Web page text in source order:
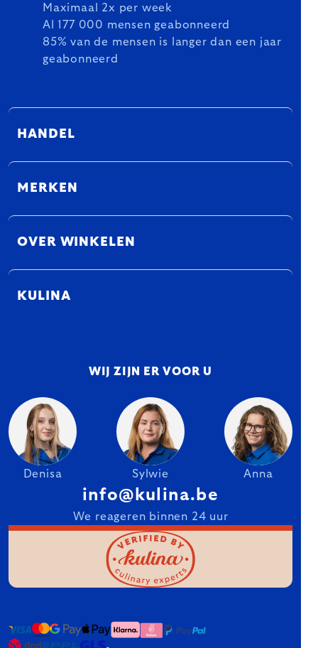
Maximaal 2x per week
Al 177 000 mensen geabonneerd
85% van de mensen is langer dan een jaar
geabonneerd
HANDEL
MERKEN
OVER WINKELEN
KULINA
WIJ ZIJN ER VOOR U
Denisa Sylwie Anna
info@kulina.be
We reageren binnen 24 uur